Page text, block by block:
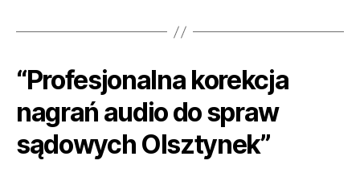
“Profesjonalna korekcja
nagrań audio do spraw
sądowych Olsztynek”